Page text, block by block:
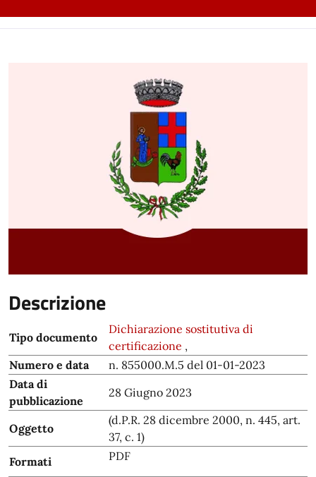
Descrizione
Tipo documento
Dichiarazione sostitutiva di
certificazione ,
Numero e data
n. 855000.M.5 del 01-01-2023
Data di
pubblicazione
28 Giugno 2023
Oggetto
(d.P.R. 28 dicembre 2000, n. 445, art.
37, c. 1)
Formati
PDF